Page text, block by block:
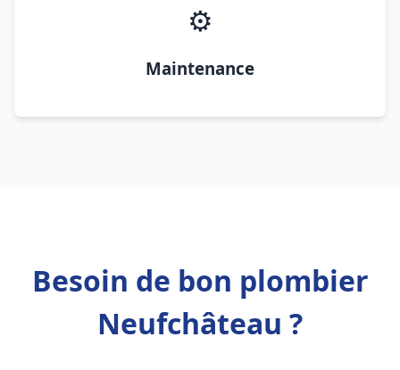
⚙️
Maintenance
Besoin de bon plombier
Neufchâteau ?